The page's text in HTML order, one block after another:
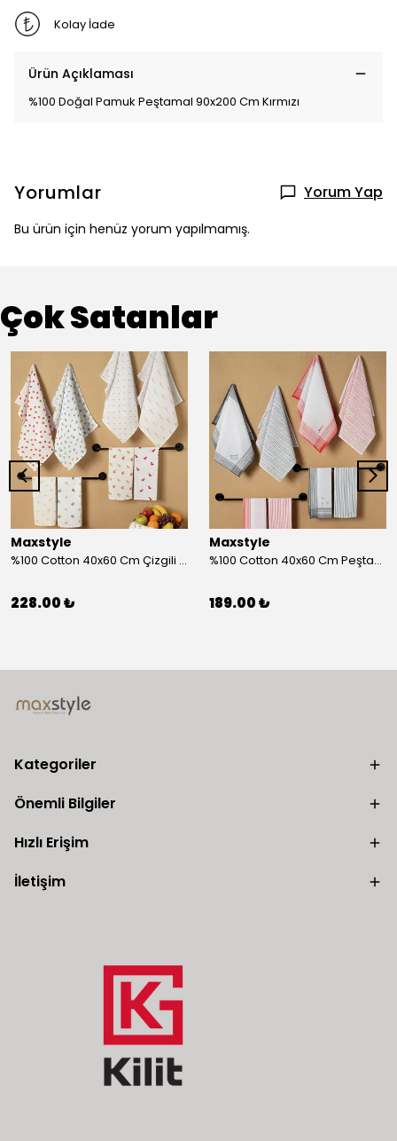
Kolay İade
Ürün Açıklaması
%100 Doğal Pamuk Peştamal 90x200 Cm Kırmızı
Yorumlar Yorum Yap
Bu ürün için henüz yorum yapılmamış.
Çok Satanlar
Maxstyle
%100 Cotton 40x60 Cm Çizgili Peştemal Kurulama Bezi 2 Li Set
228.00 ₺
Maxstyle
%100 Cotton 40x60 Cm Peştamal Kurulama Bezi 4 Lü Set
189.00 ₺
Kategoriler
Önemli Bilgiler
Hızlı Erişim
İletişim